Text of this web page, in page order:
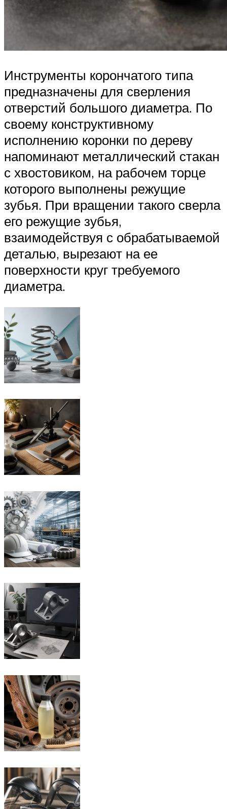
Инструменты корончатого типа
предназначены для сверления
отверстий большого диаметра. По
своему конструктивному
исполнению коронки по дереву
напоминают металлический стакан
с хвостовиком, на рабочем торце
которого выполнены режущие
зубья. При вращении такого сверла
его режущие зубья,
взаимодействуя с обрабатываемой
деталью, вырезают на ее
поверхности круг требуемого
диаметра.